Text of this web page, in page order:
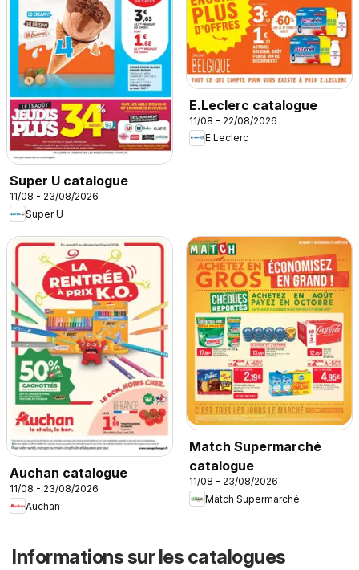
Super U catalogue
11/08 - 23/08/2026
Super U
E.Leclerc catalogue
11/08 - 22/08/2026
E.Leclerc
Auchan catalogue
11/08 - 23/08/2026
Auchan
Match Supermarché
catalogue
11/08 - 23/08/2026
Match Supermarché
Informations sur les catalogues